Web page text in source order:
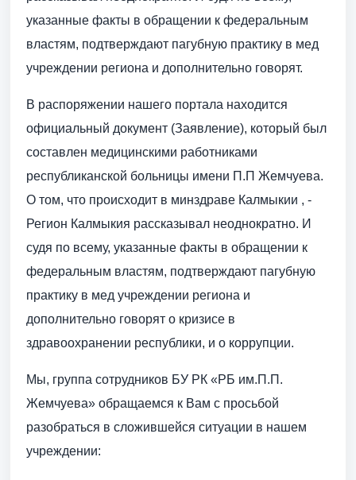
указанные факты в обращении к федеральным
властям, подтверждают пагубную практику в мед
учреждении региона и дополнительно говорят.
В распоряжении нашего портала находится
официальный документ (Заявление), который был
составлен медицинскими работниками
республиканской больницы имени П.П Жемчуева.
О том, что происходит в минздраве Калмыкии , -
Регион Калмыкия рассказывал неоднократно. И
судя по всему, указанные факты в обращении к
федеральным властям, подтверждают пагубную
практику в мед учреждении региона и
дополнительно говорят о кризисе в
здравоохранении республики, и о коррупции.
Мы, группа сотрудников БУ РК «РБ им.П.П.
Жемчуева» обращаемся к Вам с просьбой
разобраться в сложившейся ситуации в нашем
учреждении: